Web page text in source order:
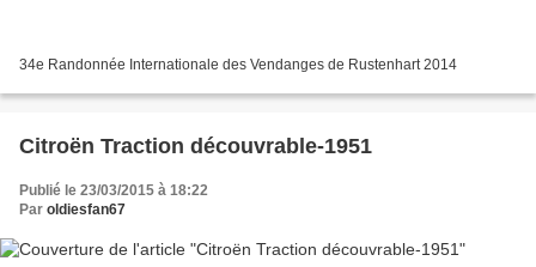
34e Randonnée Internationale des Vendanges de Rustenhart 2014
Citroën Traction découvrable-1951
Publié le 23/03/2015 à 18:22
Par oldiesfan67